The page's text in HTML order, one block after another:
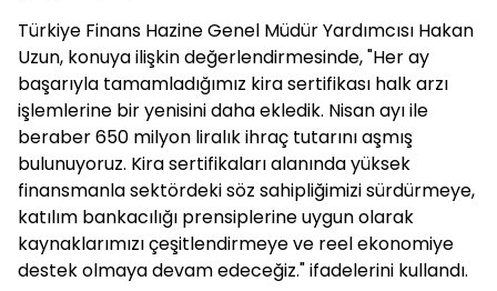
Türkiye Finans Hazine Genel Müdür Yardımcısı Hakan
Uzun, konuya ilişkin değerlendirmesinde, "Her ay
başarıyla tamamladığımız kira sertifikası halk arzı
işlemlerine bir yenisini daha ekledik. Nisan ayı ile
beraber 650 milyon liralık ihraç tutarını aşmış
bulunuyoruz. Kira sertifikaları alanında yüksek
finansmanla sektördeki söz sahipliğimizi sürdürmeye,
katılım bankacılığı prensiplerine uygun olarak
kaynaklarımızı çeşitlendirmeye ve reel ekonomiye
destek olmaya devam edeceğiz." ifadelerini kullandı.